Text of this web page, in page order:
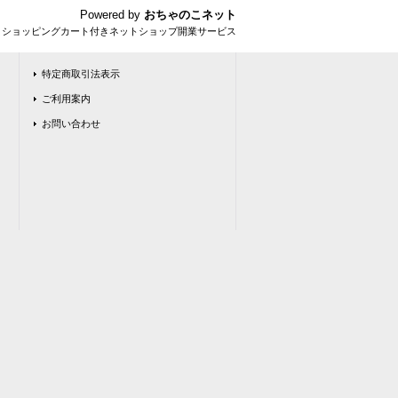
Powered by おちゃのこネット
ョッピングカート付きネットショップ開業サービス
特定商取引法表示
ご利用案内
お問い合わせ